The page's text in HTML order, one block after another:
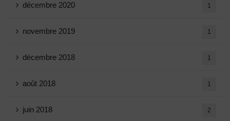
décembre 2020 1
novembre 2019 1
décembre 2018 1
août 2018 1
juin 2018 2